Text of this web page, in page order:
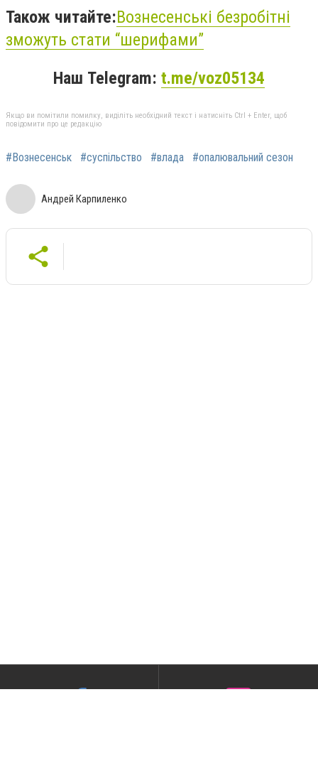
Також читайте:Вознесенські безробітні
зможуть стати “шерифами”
Наш Telegram: t.me/voz05134
Якщо ви помітили помилку, виділіть необхідний текст і натисніть Ctrl + Enter, щоб
повідомити про це редакцію
#Вознесенськ #суспільство #влада #опалювальний сезон
Андрей Карпиленко